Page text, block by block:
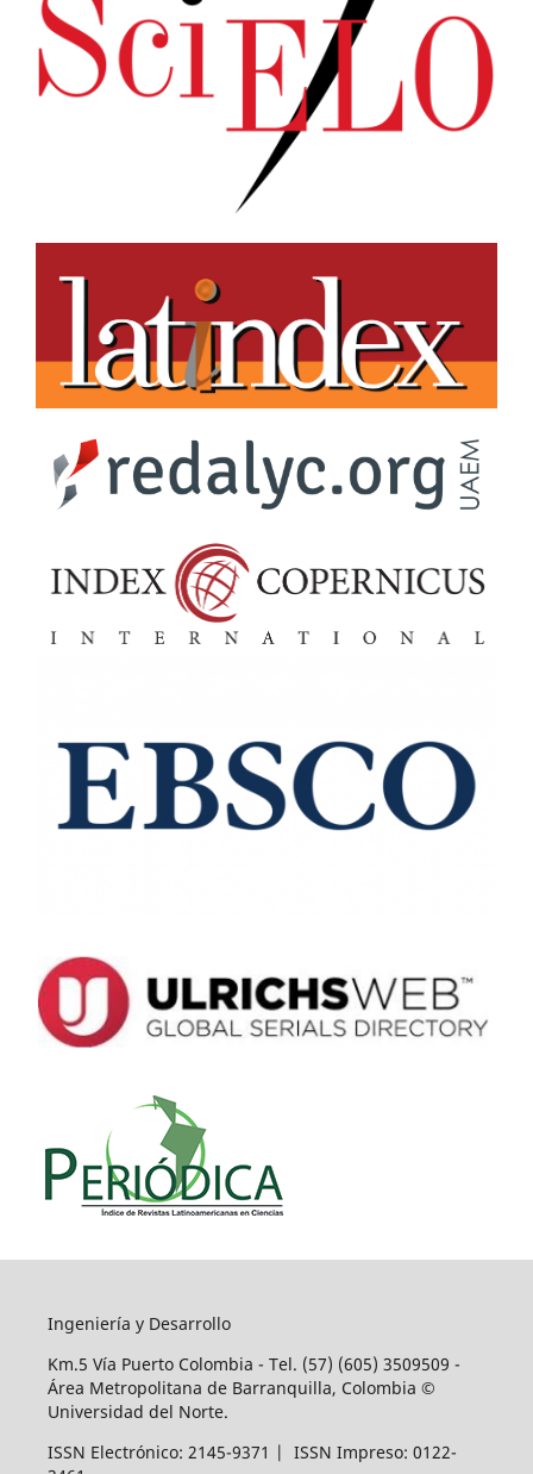
Ingeniería y Desarrollo
Km.5 Vía Puerto Colombia - Tel. (57) (605) 3509509 -
Área Metropolitana de Barranquilla, Colombia ©
Universidad del Norte.
ISSN Electrónico: 2145-9371 | ISSN Impreso: 0122-